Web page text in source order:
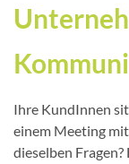
Ihre KundInnen
einem Meeting
dieselben